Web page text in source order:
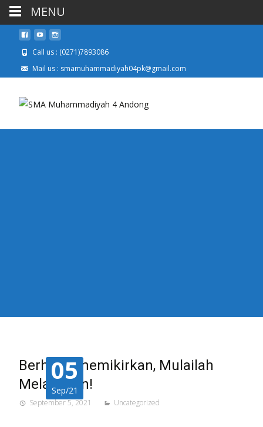
Call us : (0271)7893086
Mail us : smamuhammadiyah04pk@gmail.com
05
Sep/21
Berhenti memikirkan, Mulailah
Melakukan!
September 5, 2021 Uncategorized
MENU